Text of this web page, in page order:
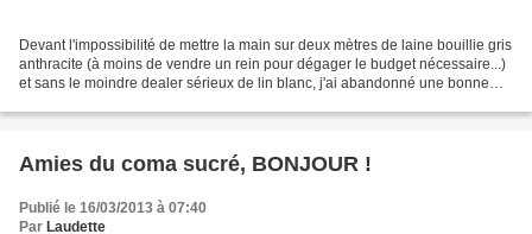
Devant l'impossibilité de mettre la main sur deux mètres de laine bouillie gris
anthracite (à moins de vendre un rein pour dégager le budget nécessaire...)
et sans le moindre dealer sérieux de lin blanc, j'ai abandonné une bonne
Amies du coma sucré, BONJOUR !
Publié le 16/03/2013 à 07:40
Par Laudette